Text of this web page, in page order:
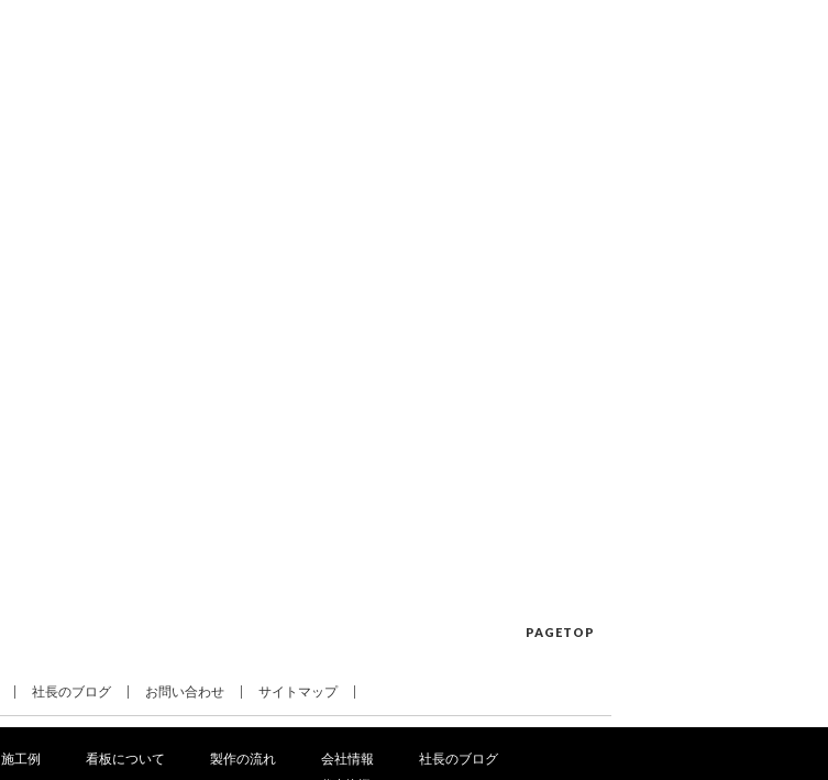
PAGETOP
社長のブログ お問い合わせ サイトマップ
施工例 看板について 製作の流れ 会社情報 社長のブログ